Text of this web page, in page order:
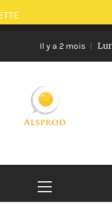
Il y a 2 mois Luminaire
De Délicieux
principal